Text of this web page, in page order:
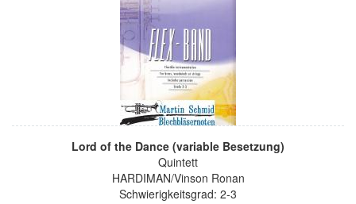
Lord of the Dance (variable Besetzung)
Quintett
HARDIMAN/Vinson Ronan
Schwierigkeitsgrad: 2-3